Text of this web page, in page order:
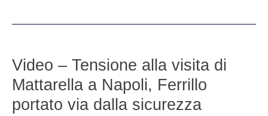
il
la
Video – Tensione alla visita di
Mattarella a Napoli, Ferrillo
portato via dalla sicurezza
–
Tensione
alla
di